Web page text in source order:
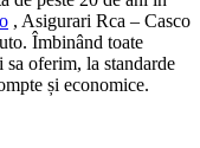
, Asigurari Rca – Casco
Îmbinând toate
oferim, la standarde
și economice.